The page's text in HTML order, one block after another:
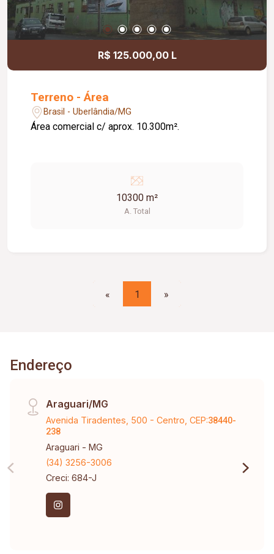
R$ 125.000,00 L
Terreno - Área
Brasil - Uberlândia/MG
Área comercial c/ aprox. 10.300m².
10300 m²
A. Total
« 1 »
Endereço
Araguari/MG
Avenida Tiradentes, 500 - Centro, CEP:38440-
238
Araguari - MG
(34) 3256-3006
Creci: 684-J